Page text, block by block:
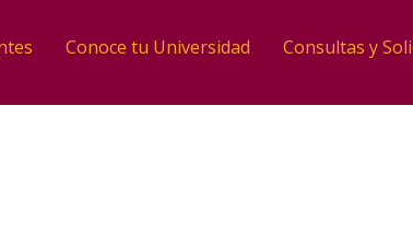
Conoce tu Universidad Consultas y